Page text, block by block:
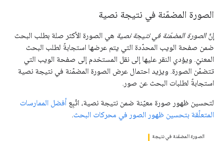
الصورة المضمّنة في نتيجة نصية
إنّالصورة المضمّنة في نتيجة نصية هي الصورة الأكثر صلة بطلب البحث
ضمن صفحة الويب المحدّدة التي يتم عرضها استجابةً لطلب البحث
المعنيّ. ويؤدي النقر عليها إلى نقل المستخدم إلى صفحة الويب التي
تتضمّن الصورة. ويزيد احتمال عرض الصورة المضمّنة في نتيجة نصية
استجابةً لطلبات البحث عن صور.
لتحسين ظهور صورة معيّنة ضمن نتيجة نصية، اتّبِع أفضل الممارسات
المتعلّقة بتحسين ظهور الصور في محركات البحث.
الصورة المضمّنة في نتيجة